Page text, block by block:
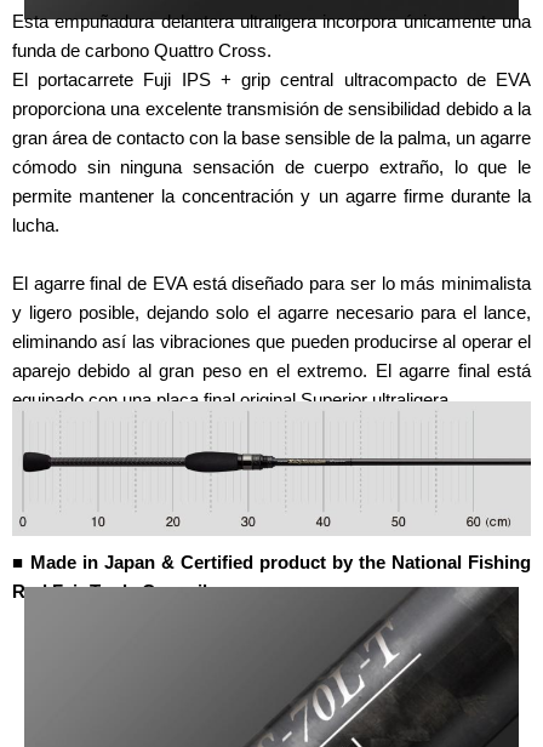
Esta empuñadura delantera ultraligera incorpora únicamente una
funda de carbono Quattro Cross.
El portacarrete Fuji IPS + grip central ultracompacto de EVA
proporciona una excelente transmisión de sensibilidad debido a la
gran área de contacto con la base sensible de la palma, un agarre
cómodo sin ninguna sensación de cuerpo extraño, lo que le
permite mantener la concentración y un agarre firme durante la
lucha.
El agarre final de EVA está diseñado para ser lo más minimalista
y ligero posible, dejando solo el agarre necesario para el lance,
eliminando así las vibraciones que pueden producirse al operar el
aparejo debido al gran peso en el extremo. El agarre final está
equipado con una placa final original Superior ultraligera.
■ Made in Japan & Certified product by the National Fishing
Rod Fair Trade Council